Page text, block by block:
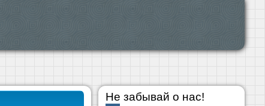
Не забывай о нас!